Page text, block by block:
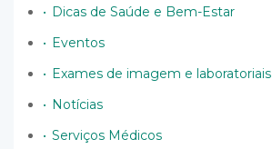
Dicas de Saúde e Bem-Estar
Eventos
Exames de imagem e laboratoriais
Notícias
Serviços Médicos